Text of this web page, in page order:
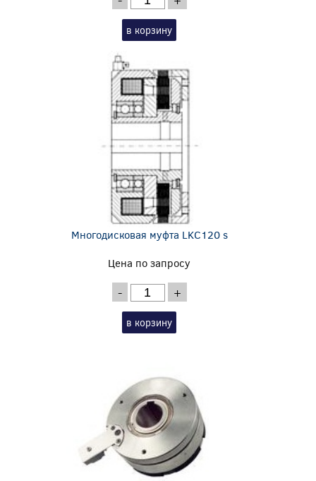
в корзину
Многодисковая муфта LKC120 s
Цена по запросу
- +
в корзину